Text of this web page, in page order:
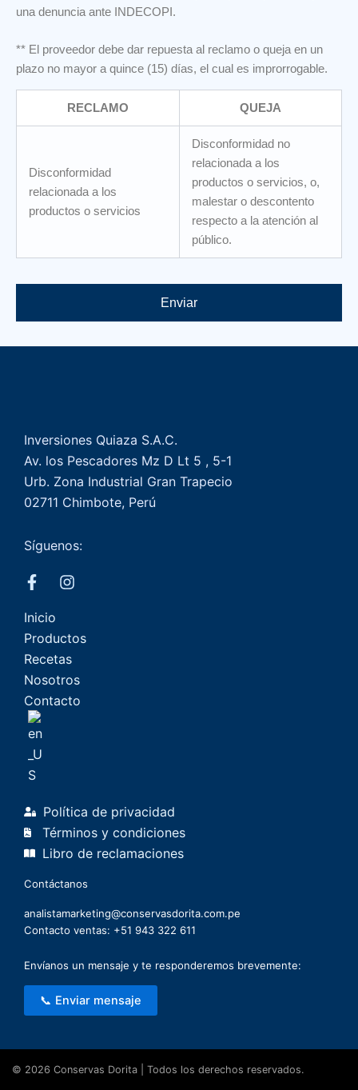
una denuncia ante INDECOPI.
** El proveedor debe dar repuesta al reclamo o queja en un
plazo no mayor a quince (15) días, el cual es improrrogable.
RECLAMO QUEJA
Disconformidad
relacionada a los
productos o servicios
Disconformidad no
relacionada a los
productos o servicios, o,
malestar o descontento
respecto a la atención al
público.
Enviar
Inversiones Quiaza S.A.C.
Av. los Pescadores Mz D Lt 5 , 5-1
Urb. Zona Industrial Gran Trapecio
02711 Chimbote, Perú
Síguenos:
Inicio
Productos
Recetas
Nosotros
Contacto
Política de privacidad
Términos y condiciones
Libro de reclamaciones
Contáctanos
analistamarketing@conservasdorita.com.pe
Contacto ventas: +51 943 322 611
Envíanos un mensaje y te responderemos brevemente:
📞 Enviar mensaje
© 2026 Conservas Dorita | Todos los derechos reservados.